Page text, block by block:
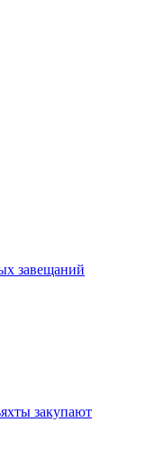
завещаний
закупают